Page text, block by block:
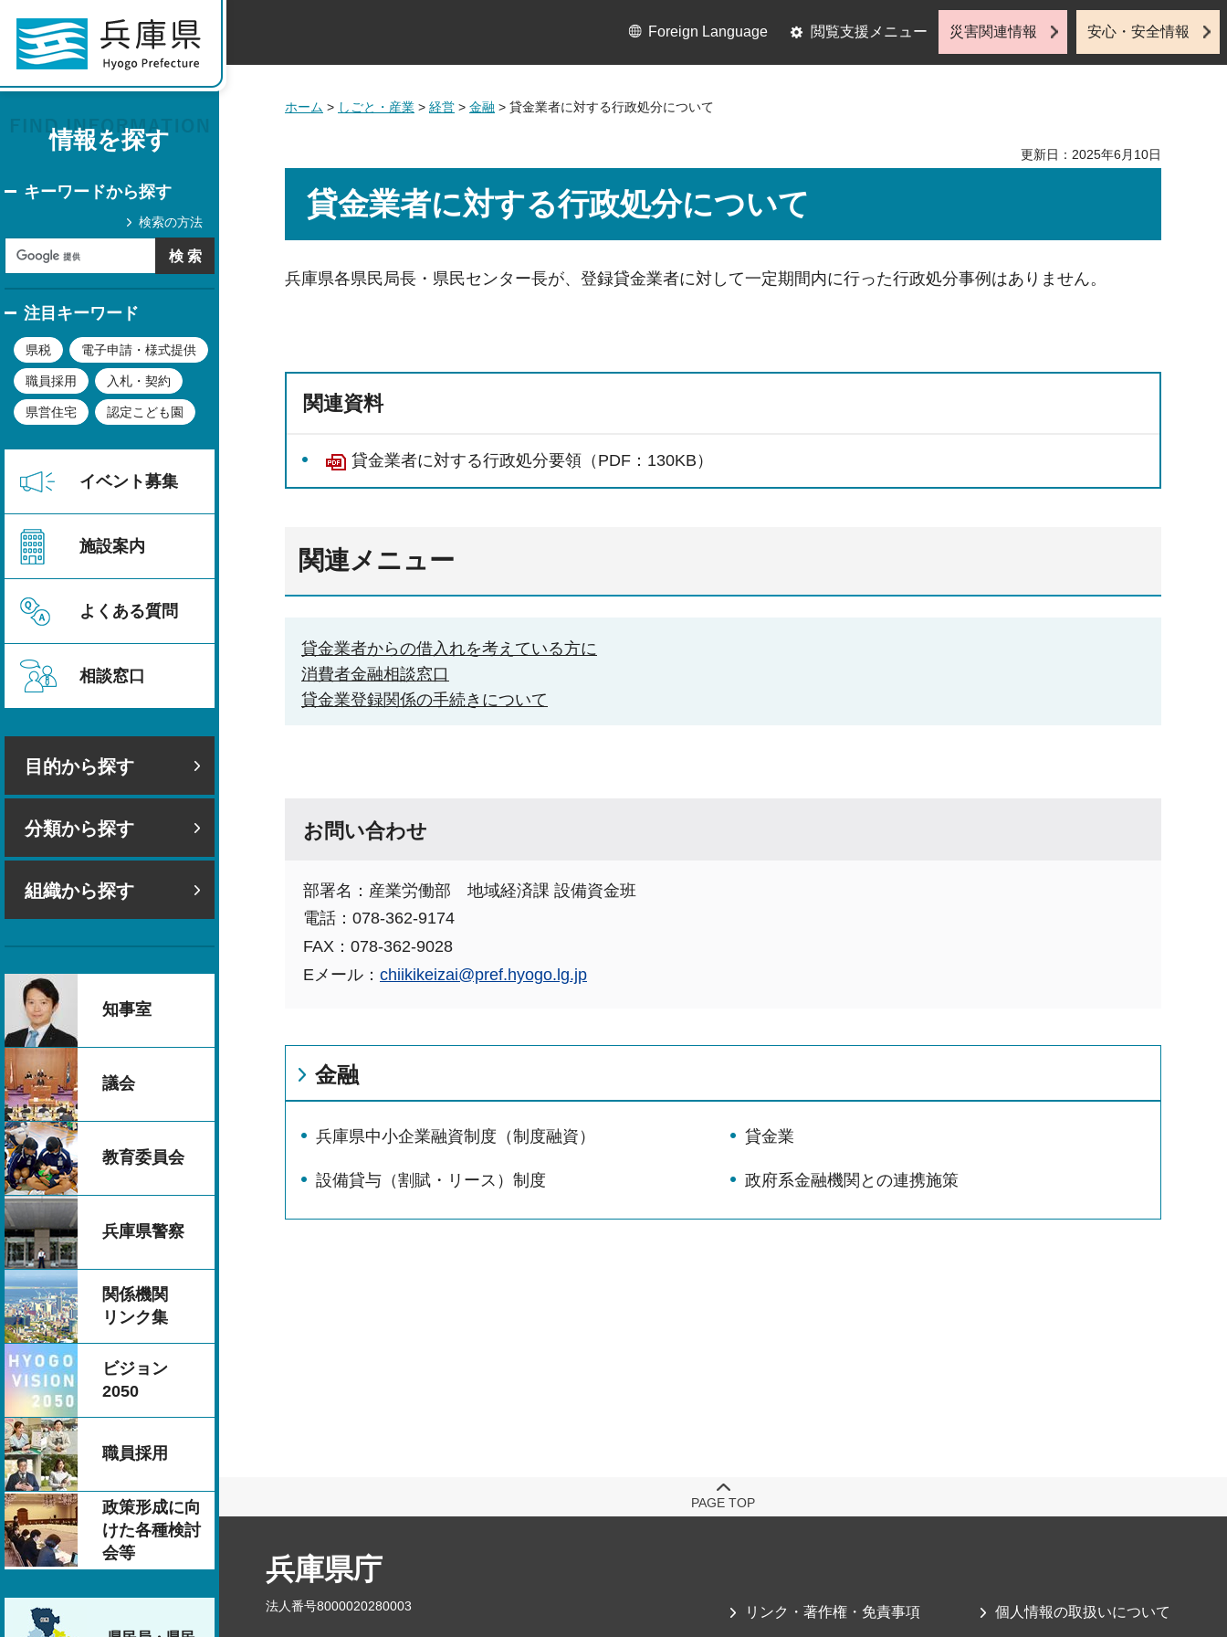
情報を探す
キーワードから探す
検索の方法
注目キーワード
県税 電子申請・様式提供
職員採用 入札・契約
県営住宅 認定こども園
イベント募集
施設案内
よくある質問
相談窓口
目的から探す
分類から探す
組織から探す
知事室
議会
教育委員会
兵庫県警察
関係機関
リンク集
ビジョン
2050
職員採用
政策形成に向
けた各種検討
会等
Foreign Language 閲覧支援メニュー 災害関連情報 安心・安全情報
ホーム > しごと・産業 > 経営 > 金融 > 貸金業者に対する行政処分について
更新日：2025年6月10日
貸金業者に対する行政処分について
兵庫県各県民局長・県民センター長が、登録貸金業者に対して一定期間内に行った行政処分事例はありません。
関連資料
貸金業者に対する行政処分要領（PDF：130KB）
関連メニュー
貸金業者からの借入れを考えている方に
消費者金融相談窓口
貸金業登録関係の手続きについて
お問い合わせ
部署名：産業労働部 地域経済課 設備資金班
電話：078-362-9174
FAX：078-362-9028
Eメール： chiikikeizai@pref.hyogo.lg.jp
金融
兵庫県中小企業融資制度（制度融資） 貸金業
設備貸与（割賦・リース）制度 政府系金融機関との連携施策
PAGE TOP
兵庫県庁
法人番号8000020280003 リンク・著作権・免責事項 個人情報の取扱いについて